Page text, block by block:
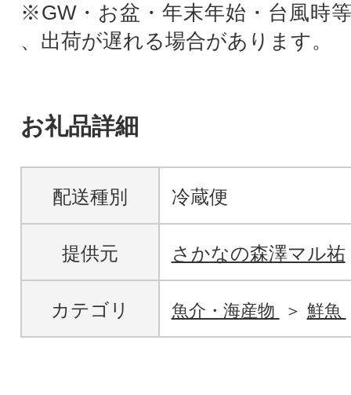
※GW・お盆・年末年始・台風時
、出荷が遅れる場合があります。
お礼品詳細
配送種別 冷蔵便
提供元 さかなの森澤マル祐
カテゴリ 魚介・海産物 鮮魚